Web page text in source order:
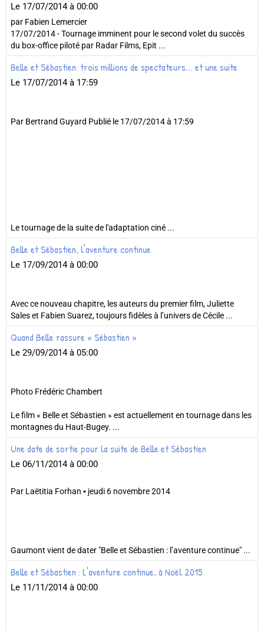
Le 17/07/2014 à 00:00
par Fabien Lemercier
17/07/2014 - Tournage imminent pour le second volet du succès
du box-office piloté par Radar Films, Epit ...
Belle et Sébastien: trois millions de spectateurs... et une suite
Le 17/07/2014 à 17:59
Par Bertrand Guyard Publié le 17/07/2014 à 17:59
Le tournage de la suite de l'adaptation ciné ...
Belle et Sébastien, l'aventure continue
Le 17/09/2014 à 00:00
Avec ce nouveau chapitre, les auteurs du premier film, Juliette
Sales et Fabien Suarez, toujours fidèles à l’univers de Cécile ...
Quand Belle rassure « Sébastien »
Le 29/09/2014 à 05:00
Photo Frédéric Chambert
Le film « Belle et Sébastien » est actuellement en tournage dans les
montagnes du Haut-Bugey. ...
Une date de sortie pour la suite de Belle et Sébastien
Le 06/11/2014 à 00:00
Par Laëtitia Forhan ▪ jeudi 6 novembre 2014
Gaumont vient de dater "Belle et Sébastien : l’aventure continue" ...
Belle et Sébastien : L'aventure continue, à Noël 2015
Le 11/11/2014 à 00:00